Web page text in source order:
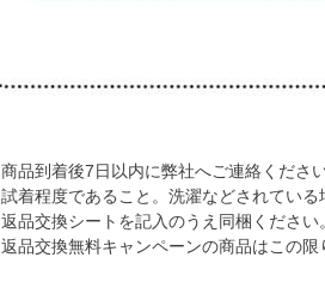
商品到着後7日以内に弊社へご連絡ください
試着程度であること。洗濯などされている
返品交換シートを記入のうえ同梱ください。
返品交換無料キャンペーンの商品はこの限